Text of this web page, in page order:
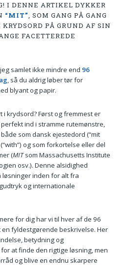
I DENNE ARTIKEL DYKKER
“MIT”, SOM GANG PÅ GANG
PÅ GRUND AF SIN
FACETTEREDE
samlet ikke mindre end 96
, så du aldrig løber tør for
blyant og papir.
i krydsord? Først og fremmest er
ind i stramme rutemønstre,
som dansk ejestedord (“mit
og som forkortelse eller del
(MITsom Massachusetts Institute
osv.). Denne alsidighed
løsninger inden for alt fra
og internationale
for dig har vi til hver af de 96
fyldestgørende beskrivelse. Her
betydning og
at finde den rigtige løsning, men
og blive en endnu skarpere